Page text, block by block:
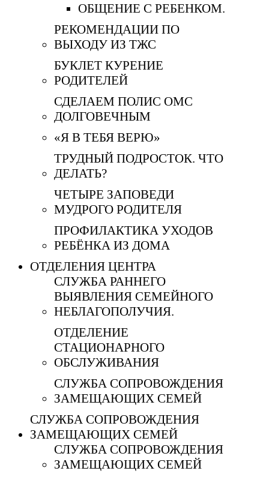
ОБЩЕНИЕ С РЕБЕНКОМ.
РЕКОМЕНДАЦИИ ПО
ВЫХОДУ ИЗ ТЖС
БУКЛЕТ КУРЕНИЕ
РОДИТЕЛЕЙ
СДЕЛАЕМ ПОЛИС ОМС
ДОЛГОВЕЧНЫМ
«Я В ТЕБЯ ВЕРЮ»
ТРУДНЫЙ ПОДРОСТОК. ЧТО
ДЕЛАТЬ?
ЧЕТЫРЕ ЗАПОВЕДИ
МУДРОГО РОДИТЕЛЯ
ПРОФИЛАКТИКА УХОДОВ
РЕБЁНКА ИЗ ДОМА
ОТДЕЛЕНИЯ ЦЕНТРА
СЛУЖБА РАННЕГО
ВЫЯВЛЕНИЯ СЕМЕЙНОГО
НЕБЛАГОПОЛУЧИЯ.
ОТДЕЛЕНИЕ
СТАЦИОНАРНОГО
ОБСЛУЖИВАНИЯ
СЛУЖБА СОПРОВОЖДЕНИЯ
ЗАМЕЩАЮЩИХ СЕМЕЙ
СЛУЖБА СОПРОВОЖДЕНИЯ
ЗАМЕЩАЮЩИХ СЕМЕЙ
СЛУЖБА СОПРОВОЖДЕНИЯ
ЗАМЕЩАЮЩИХ СЕМЕЙ